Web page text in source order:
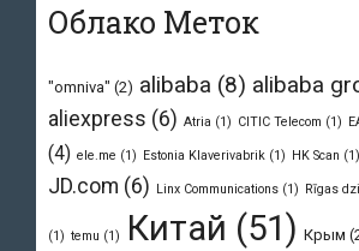
Облако Меток
"omniva" (2) alibaba (8) alibaba
aliexpress (6) Atria (1) CITIC Telecom (1)
(4) ele.me (1) Estonia Klaverivabrik (1) HK Scan (1)
JD.com (6) Linx Communications (1) Rīgas
(1) temu (1) Китай (51) Крым